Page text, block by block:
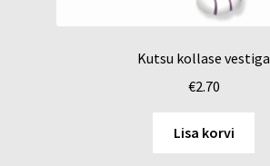
Kutsu kollase vestiga
€2.70
Lisa korvi